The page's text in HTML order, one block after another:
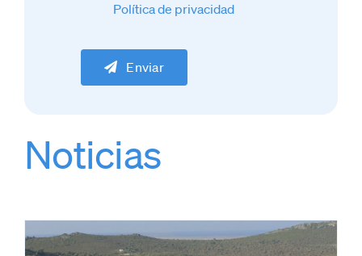
Noticias
Política de privacidad
Enviar